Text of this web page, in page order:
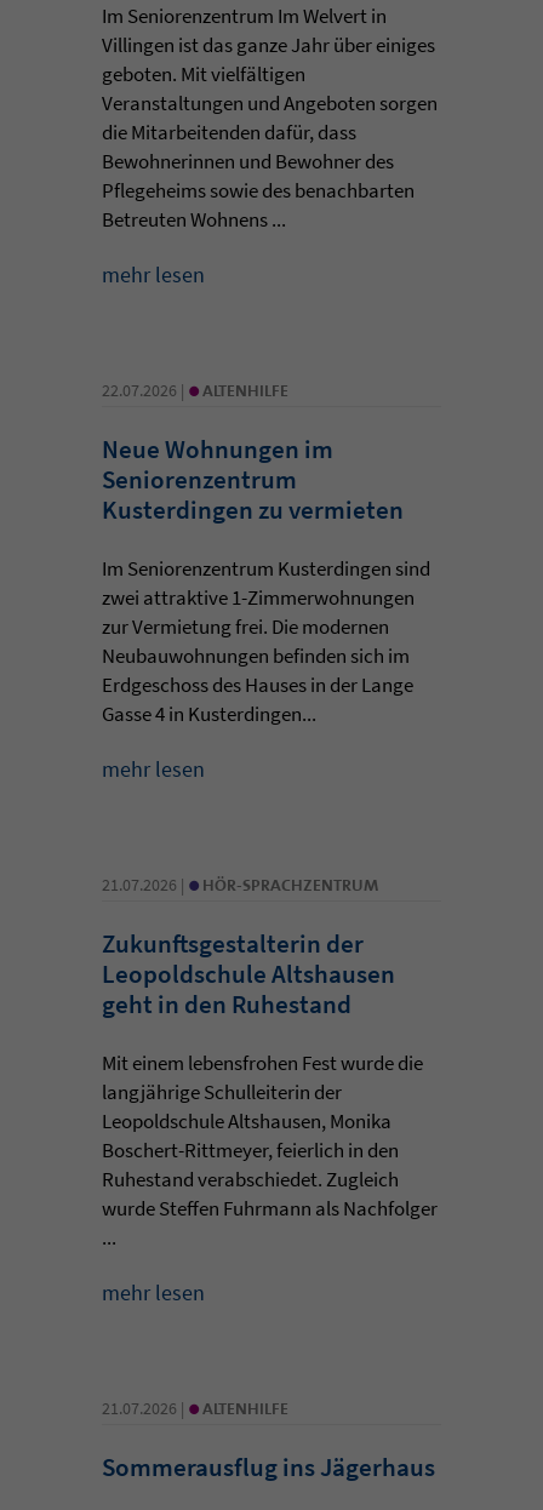
Im Seniorenzentrum Im Welvert in
Villingen ist das ganze Jahr über einiges
geboten. Mit vielfältigen
Veranstaltungen und Angeboten sorgen
die Mitarbeitenden dafür, dass
Bewohnerinnen und Bewohner des
Pflegeheims sowie des benachbarten
Betreuten Wohnens ...
mehr lesen
22.07.2026 | • ALTENHILFE
Neue Wohnungen im
Seniorenzentrum
Kusterdingen zu vermieten
Im Seniorenzentrum Kusterdingen sind
zwei attraktive 1-Zimmerwohnungen
zur Vermietung frei. Die modernen
Neubauwohnungen befinden sich im
Erdgeschoss des Hauses in der Lange
Gasse 4 in Kusterdingen...
mehr lesen
21.07.2026 | • HÖR-SPRACHZENTRUM
Zukunftsgestalterin der
Leopoldschule Altshausen
geht in den Ruhestand
Mit einem lebensfrohen Fest wurde die
langjährige Schulleiterin der
Leopoldschule Altshausen, Monika
Boschert-Rittmeyer, feierlich in den
Ruhestand verabschiedet. Zugleich
wurde Steffen Fuhrmann als Nachfolger
...
mehr lesen
21.07.2026 | • ALTENHILFE
Sommerausflug ins Jägerhaus